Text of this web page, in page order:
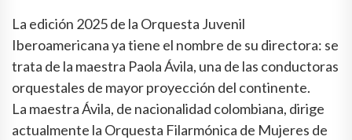
La edición 2025 de la Orquesta Juvenil
Iberoamericana ya tiene el nombre de su directora: se
trata de la maestra Paola Ávila, una de las conductoras
orquestales de mayor proyección del continente.
La maestra Ávila, de nacionalidad colombiana, dirige
actualmente la Orquesta Filarmónica de Mujeres de